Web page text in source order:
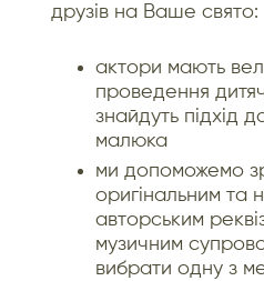
друзів на Ваше свято:
актори мають
проведення
знайдуть підхід
малюка
ми допоможемо
оригінальним та
авторським
музичним
вибрати одну з